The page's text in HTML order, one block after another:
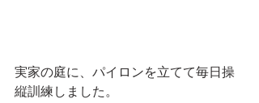
実家の庭に、パイロンを立てて毎日操
縦訓練しました。